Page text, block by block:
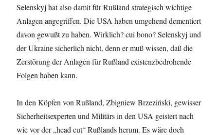
Selenskyj hat also damit für Rußland strategisch wichtige
Anlagen angegriffen. Die USA haben umgehend dementiert
davon gewußt zu haben. Wirklich? cui bono? Selenskyj und
der Ukraine sicherlich nicht, denn er muß wissen, daß die
Zerstörung der Anlagen für Rußland existenzbedrohende
Folgen haben kann.
In den Köpfen von Rußland, Zbigniew Brzeziński, gewisser
Sicherheitsexperten und Militärs in den USA geistert nach
wie vor der „head cut“ Rußlands herum. Es wäre doch